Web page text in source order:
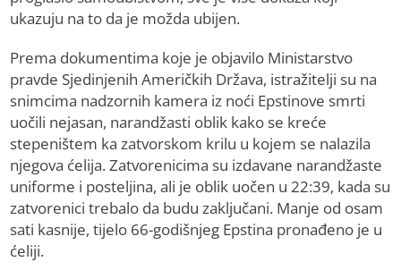
ukazuju na to da je možda ubijen.
Prema dokumentima koje je objavilo Ministarstvo
pravde Sjedinjenih Američkih Država, istražitelji su na
snimcima nadzornih kamera iz noći Epstinove smrti
uočili nejasan, narandžasti oblik kako se kreće
stepeništem ka zatvorskom krilu u kojem se nalazila
njegova ćelija. Zatvorenicima su izdavane narandžaste
uniforme i posteljina, ali je oblik uočen u 22:39, kada su
zatvorenici trebalo da budu zaključani. Manje od osam
sati kasnije, tijelo 66-godišnjeg Epstina pronađeno je u
ćeliji.